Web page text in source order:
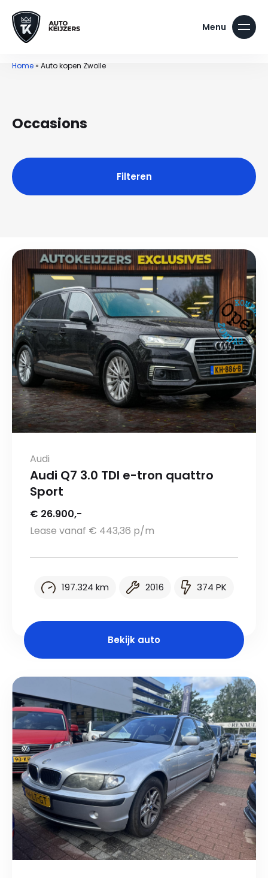
Home» Auto kopen Zwolle
Occasions
Filteren
Audi
Audi Q7 3.0 TDI e-tron quattro
Sport
€ 26.900,-
Lease vanaf € 443,36 p/m
197.324 km 2016 374 PK
Bekijk auto